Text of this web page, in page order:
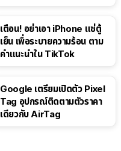
เตือน! อย่าเอา iPhone แช่ตู้
เย็น เพื่อระบายความร้อน ตาม
คำแนะนำใน TikTok
Google เตรียมเปิดตัว Pixel
Tag อุปกรณ์ติดตามตัวราคา
เดียวกับ AirTag